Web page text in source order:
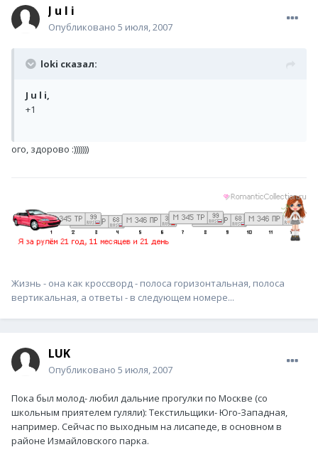
J u l i
Опубликовано 5 июля, 2007
loki сказал:
J u l i,
+1
ого, здорово :)))))))
Жизнь - она как кроссворд - полоса горизонтальная, полоса
вертикальная, а ответы - в следующем номере...
LUK
Опубликовано 5 июля, 2007
Пока был молод- любил дальние прогулки по Москве (со
школьным приятелем гуляли): Текстильщики- Юго-Западная,
например. Сейчас по выходным на лисапеде, в основном в
районе Измайловского парка.